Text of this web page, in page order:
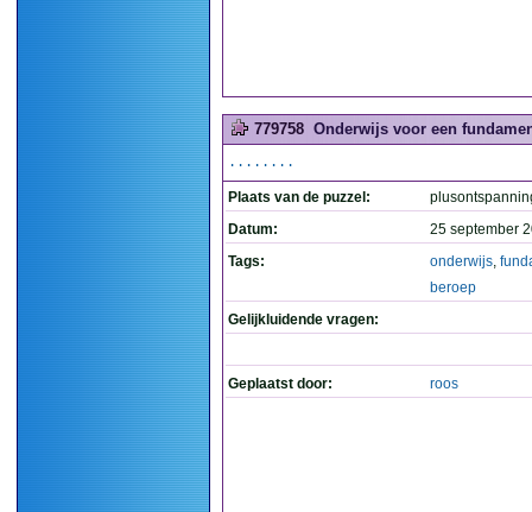
779758 Onderwijs voor een
........
Plaats van de puzzel:
Datum:
25 september
Tags:
onderwijs,
beroep
Gelijkluidende vragen:
Geplaatst door: roos